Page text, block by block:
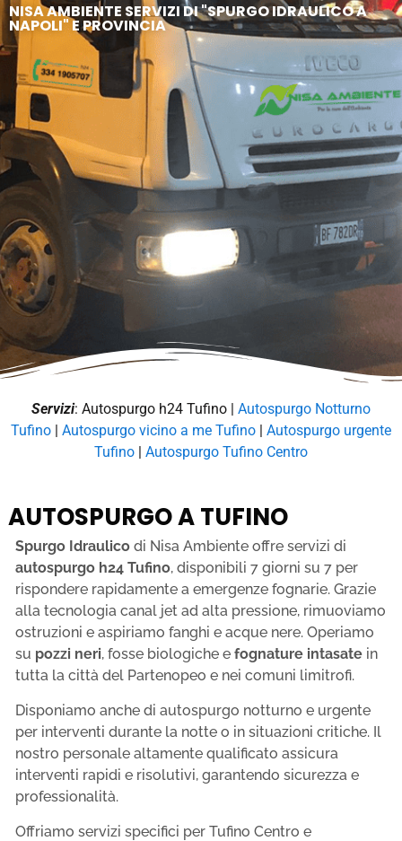
NISA AMBIENTE SERVIZI DI "SPURGO IDRAULICO A
NAPOLI" E PROVINCIA
Servizi: Autospurgo h24 Tufino | Autospurgo Notturno
Tufino | Autospurgo vicino a me Tufino | Autospurgo urgente
Tufino | Autospurgo Tufino Centro
AUTOSPURGO A TUFINO
Spurgo Idraulico di Nisa Ambiente offre servizi di
autospurgo h24 Tufino, disponibili 7 giorni su 7 per
rispondere rapidamente a emergenze fognarie. Grazie
alla tecnologia canal jet ad alta pressione, rimuoviamo
ostruzioni e aspiriamo fanghi e acque nere. Operiamo
su pozzi neri, fosse biologiche e fognature intasate in
tutta la città del Partenopeo e nei comuni limitrofi.
Disponiamo anche di autospurgo notturno e urgente
per interventi durante la notte o in situazioni critiche. Il
nostro personale altamente qualificato assicura
interventi rapidi e risolutivi, garantendo sicurezza e
professionalità.
Offriamo servizi specifici per Tufino Centro e